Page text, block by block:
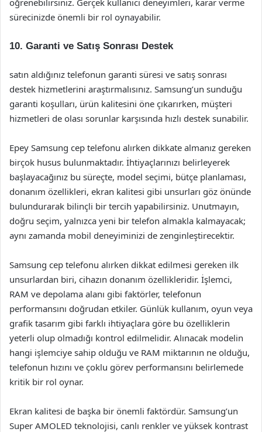
öğrenebilirsiniz. Gerçek kullanıcı deneyimleri, karar verme
sürecinizde önemli bir rol oynayabilir.
10. Garanti ve Satış Sonrası Destek
satın aldığınız telefonun garanti süresi ve satış sonrası
destek hizmetlerini araştırmalısınız. Samsung’un sunduğu
garanti koşulları, ürün kalitesini öne çıkarırken, müşteri
hizmetleri de olası sorunlar karşısında hızlı destek sunabilir.
Epey Samsung cep telefonu alırken dikkate almanız gereken
birçok husus bulunmaktadır. İhtiyaçlarınızı belirleyerek
başlayacağınız bu süreçte, model seçimi, bütçe planlaması,
donanım özellikleri, ekran kalitesi gibi unsurları göz önünde
bulundurarak bilinçli bir tercih yapabilirsiniz. Unutmayın,
doğru seçim, yalnızca yeni bir telefon almakla kalmayacak;
aynı zamanda mobil deneyiminizi de zenginleştirecektir.
Samsung cep telefonu alırken dikkat edilmesi gereken ilk
unsurlardan biri, cihazın donanım özellikleridir. İşlemci,
RAM ve depolama alanı gibi faktörler, telefonun
performansını doğrudan etkiler. Günlük kullanım, oyun veya
grafik tasarım gibi farklı ihtiyaçlara göre bu özelliklerin
yeterli olup olmadığı kontrol edilmelidir. Alınacak modelin
hangi işlemciye sahip olduğu ve RAM miktarının ne olduğu,
telefonun hızını ve çoklu görev performansını belirlemede
kritik bir rol oynar.
Ekran kalitesi de başka bir önemli faktördür. Samsung’un
Super AMOLED teknolojisi, canlı renkler ve yüksek kontrast